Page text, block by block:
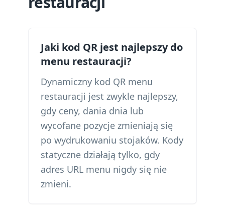
Jaki kod QR jest najlepszy do
menu restauracji?
Dynamiczny kod QR menu
restauracji jest zwykle najlepszy,
gdy ceny, dania dnia lub
wycofane pozycje zmieniają się
po wydrukowaniu stojaków. Kody
statyczne działają tylko, gdy
adres URL menu nigdy się nie
zmieni.